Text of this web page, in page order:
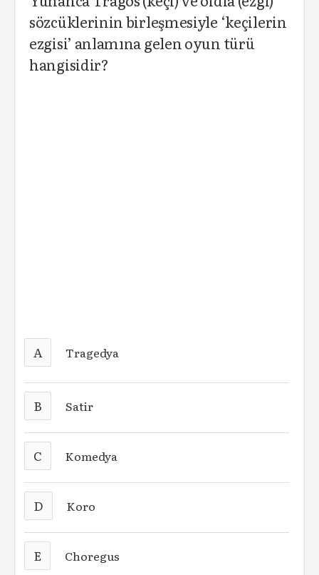
sözcüklerinin birleşmesiyle ‘keçilerin
ezgisi’ anlamına gelen oyun türü
hangisidir?
A Tragedya
B Satir
C Komedya
D Koro
E Choregus